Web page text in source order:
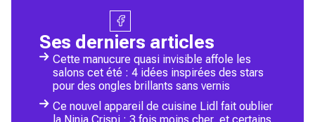
Ses derniers articles
Cette manucure quasi invisible affole les
salons cet été : 4 idées inspirées des stars
pour des ongles brillants sans vernis
Ce nouvel appareil de cuisine Lidl fait oublier